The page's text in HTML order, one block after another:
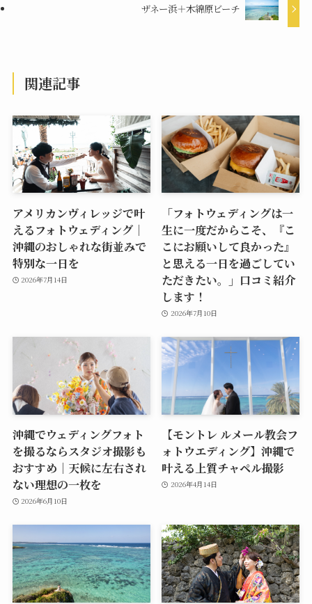
ザネー浜＋木綿原ビーチ
関連記事
アメリカンヴィレッジで叶
えるフォトウェディング｜
沖縄のおしゃれな街並みで
特別な一日を
2026年7月14日
「フォトウェディングは一
生に一度だからこそ、『こ
こにお願いして良かった』
と思える一日を過ごしてい
ただきたい。」口コミ紹介
します！
2026年7月10日
沖縄でウェディングフォト
を撮るならスタジオ撮影も
おすすめ｜天候に左右され
ない理想の一枚を
2026年6月10日
【モントレ ルメール教会フ
ォトウエディング】沖縄で
叶える上質チャペル撮影
2026年4月14日